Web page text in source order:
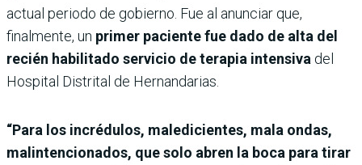
actual periodo de gobierno. Fue al anunciar que,
finalmente, un primer paciente fue dado de alta del
recién habilitado servicio de terapia intensiva del
Hospital Distrital de Hernandarias.
“Para los incrédulos, maledicientes, mala ondas,
malintencionados, que solo abren la boca para tirar